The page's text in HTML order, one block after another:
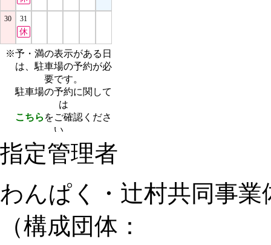
指定管理者
わんぱく・辻村共同事業
（構成団体：